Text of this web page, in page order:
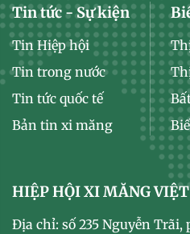
Tin tức - Sự kiện
Tin Hiệp hội
Tin trong nước
Tin tức quốc tế
Bản tin xi măng
HIỆP HỘI XI MĂNG
Địa chỉ: số 235 Nguyễn